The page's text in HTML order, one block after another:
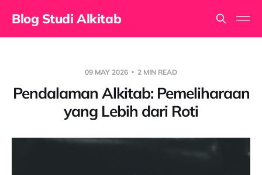
Blog Studi Alkitab
09 MAY 2026 2 MIN READ
Pendalaman Alkitab: Pemeliharaan
yang Lebih dari Roti